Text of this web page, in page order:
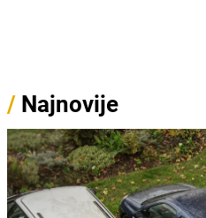
/ Najnovije